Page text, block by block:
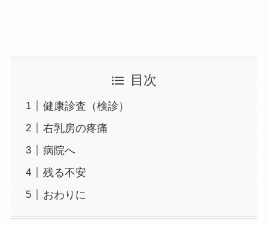
目次
健康診査（検診）
右乳房の疼痛
病院へ
残る不安
おわりに